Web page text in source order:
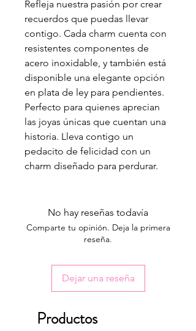
Refleja nuestra pasión por crear
recuerdos que puedas llevar
contigo. Cada charm cuenta con
resistentes componentes de
acero inoxidable, y también está
disponible una elegante opción
en plata de ley para pendientes.
Perfecto para quienes aprecian
las joyas únicas que cuentan una
historia. Lleva contigo un
pedacito de felicidad con un
charm diseñado para perdurar.
No hay reseñas todavía
Comparte tu opinión. Deja la primera
reseña.
Dejar una reseña
Productos